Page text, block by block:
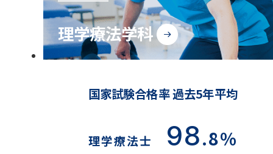
理学療法学科
国家試験合格率 過去5年平均
理学療法士 98.8%